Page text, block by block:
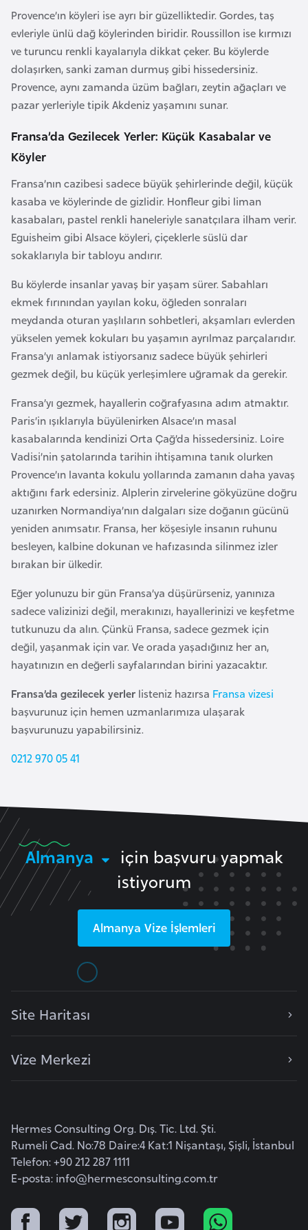
Provence’ın köyleri ise ayrı bir güzelliktedir. Gordes, taş
evleriyle ünlü dağ köylerinden biridir. Roussillon ise kırmızı
ve turuncu renkli kayalarıyla dikkat çeker. Bu köylerde
dolaşırken, sanki zaman durmuş gibi hissedersiniz.
Provence, aynı zamanda üzüm bağları, zeytin ağaçları ve
pazar yerleriyle tipik Akdeniz yaşamını sunar.
Fransa’da Gezilecek Yerler: Küçük Kasabalar ve
Köyler
Fransa’nın cazibesi sadece büyük şehirlerinde değil, küçük
kasaba ve köylerinde de gizlidir. Honfleur gibi liman
kasabaları, pastel renkli haneleriyle sanatçılara ilham verir.
Eguisheim gibi Alsace köyleri, çiçeklerle süslü dar
sokaklarıyla bir tabloyu andırır.
Bu köylerde insanlar yavaş bir yaşam sürer. Sabahları
ekmek fırınından yayılan koku, öğleden sonraları
meydanda oturan yaşlıların sohbetleri, akşamları evlerden
yükselen yemek kokuları bu yaşamın ayrılmaz parçalarıdır.
Fransa’yı anlamak istiyorsanız sadece büyük şehirleri
gezmek değil, bu küçük yerleşimlere uğramak da gerekir.
Fransa’yı gezmek, hayallerin coğrafyasına adım atmaktır.
Paris’in ışıklarıyla büyülenirken Alsace’ın masal
kasabalarında kendinizi Orta Çağ’da hissedersiniz. Loire
Vadisi’nin şatolarında tarihin ihtişamına tanık olurken
Provence’ın lavanta kokulu yollarında zamanın daha yavaş
aktığını fark edersiniz. Alplerin zirvelerine gökyüzüne doğru
uzanırken Normandiya’nın dalgaları size doğanın gücünü
yeniden anımsatır. Fransa, her köşesiyle insanın ruhunu
besleyen, kalbine dokunan ve hafızasında silinmez izler
bırakan bir ülkedir.
Eğer yolunuzu bir gün Fransa’ya düşürürseniz, yanınıza
sadece valizinizi değil, merakınızı, hayallerinizi ve keşfetme
tutkunuzu da alın. Çünkü Fransa, sadece gezmek için
değil, yaşanmak için var. Ve orada yaşadığınız her an,
hayatınızın en değerli sayfalarından birini yazacaktır.
Fransa’da gezilecek yerler listeniz hazırsa Fransa vizesi
başvurunuz için hemen uzmanlarımıza ulaşarak
başvurunuzu yapabilirsiniz.
0212 970 05 41
Almanya
için başvuru yapmak
istiyorum
Almanya Vize İşlemleri
Site Haritası
Vize Merkezi
Hermes Consulting Org. Dış. Tic. Ltd. Şti.
Rumeli Cad. No:78 Daire:4 Kat:1 Nişantaşı, Şişli, İstanbul
Telefon: +90 212 287 1111
E-posta: info@hermesconsulting.com.tr
y
a
G
a
a
G
i
n
e
B
s
s
a
u
G
i
n
e
G
r
e
n
a
d
G
ü
n
y
K
o
r
e
G
ü
n
e
S
G
a
H
i
n
i